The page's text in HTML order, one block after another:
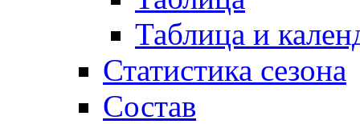
Таблица и
Статистика сезона
Состав